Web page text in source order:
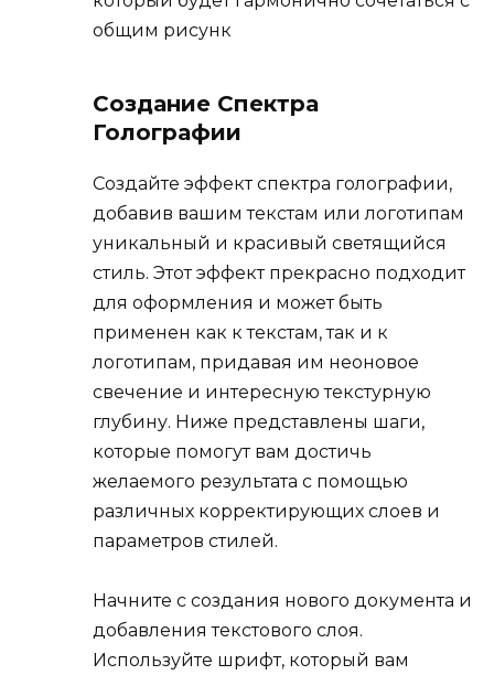
общим рисунк
Создание Спектра
Голографии
Создайте эффект спектра голографии,
добавив вашим текстам или логотипам
уникальный и красивый светящийся
стиль. Этот эффект прекрасно подходит
для оформления и может быть
применен как к текстам, так и к
логотипам, придавая им неоновое
свечение и интересную текстурную
глубину. Ниже представлены шаги,
которые помогут вам достичь
желаемого результата с помощью
различных корректирующих слоев и
параметров стилей.
Начните с создания нового документа и
добавления текстового слоя.
Используйте шрифт, который вам